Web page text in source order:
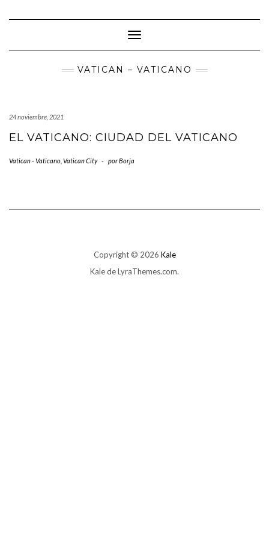
Cambiar modo de navegación
VATICAN – VATICANO
24 noviembre, 2021
EL VATICANO: CIUDAD DEL VATICANO
Vatican - Vaticano Vatican City - porBorja
Copyright © 2026 Kale
Kalede LyraThemes.com.